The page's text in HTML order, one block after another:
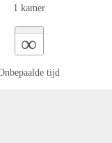
1 kamer
∞
tijd